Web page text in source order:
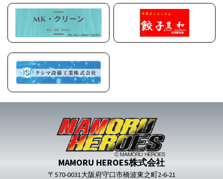
MAMORU HEROES株式会社
〒570-0031大阪府守口市橋波東之町2-6-21